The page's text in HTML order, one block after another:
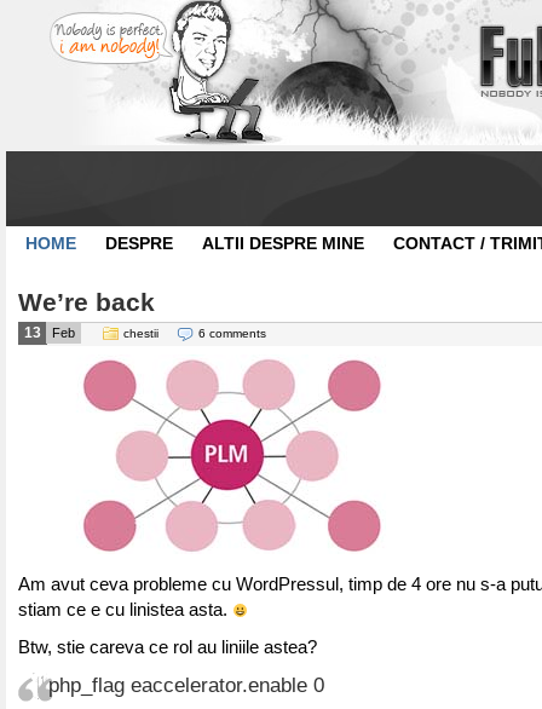
HOME DESPRE ALTII DESPRE MINE CONTACT /
We’re back
13 Feb chestii 6 comments
Am avut ceva probleme cu WordPressul, timp de 4 ore nu s-a
stiam ce e cu linistea asta.
Btw, stie careva ce rol au liniile astea?
php_flag eaccelerator.enable 0